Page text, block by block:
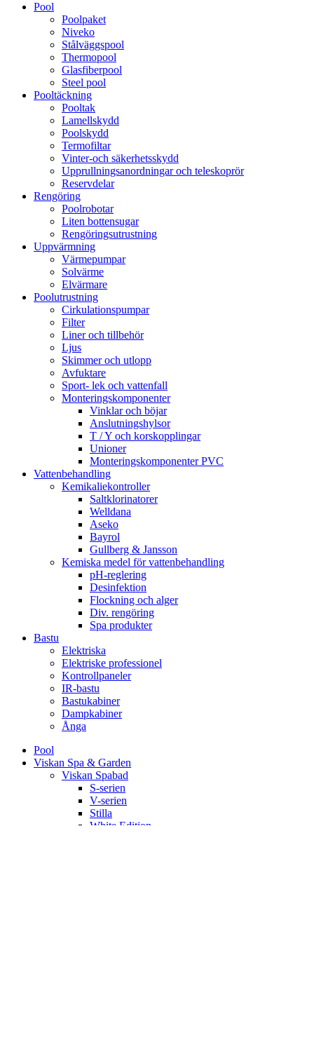
Pool
Poolpaket
Niveko
Stålväggspool
Thermopool
Glasfiberpool
Steel pool
Pooltäckning
Pooltak
Lamellskydd
Poolskydd
Termofiltar
Vinter-och säkerhetsskydd
Upprullningsanordningar och teleskoprör
Reservdelar
Rengöring
Poolrobotar
Liten bottensugar
Rengöringsutrustning
Uppvärmning
Värmepumpar
Solvärme
Elvärmare
Poolutrustning
Cirkulationspumpar
Filter
Liner och tillbehör
Ljus
Skimmer och utlopp
Avfuktare
Sport- lek och vattenfall
Monteringskomponenter
Vinklar och böjar
Anslutningshylsor
T / Y och korskopplingar
Unioner
Monteringskomponenter PVC
Vattenbehandling
Kemikaliekontroller
Saltklorinatorer
Welldana
Aseko
Bayrol
Gullberg & Jansson
Kemiska medel för vattenbehandling
pH-reglering
Desinfektion
Flockning och alger
Div. rengöring
Spa produkter
Bastu
Elektriska
Elektriske professionel
Kontrollpaneler
IR-bastu
Bastukabiner
Dampkabiner
Ånga
Pool
Viskan Spa & Garden
Viskan Spabad
S-serien
V-serien
Stilla
White Edition